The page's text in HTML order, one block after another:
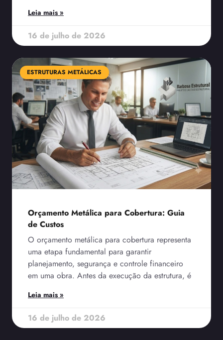
Leia mais »
16 de julho de 2026
ESTRUTURAS METÁLICAS
Orçamento Metálica para Cobertura: Guia
de Custos
O orçamento metálica para cobertura representa
uma etapa fundamental para garantir
planejamento, segurança e controle financeiro
em uma obra. Antes da execução da estrutura, é
Leia mais »
16 de julho de 2026